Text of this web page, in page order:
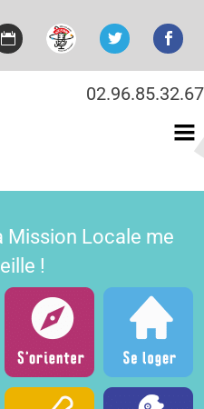
02.96.85.32.67
Mission Locale me
!